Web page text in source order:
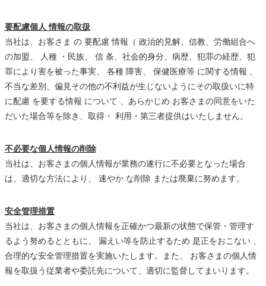
要配慮個人 情報の取扱
当社は、お客さま の 要配慮 情報（ 政治的見解、信教、労働組合へ
の加盟、 人種 ・民族、 信 条、社会的身分、病歴、犯罪の経歴、犯
罪により害を被った事実、 各種 障害、 保健医療等 に関する情報 、
不当な差別、偏見その他の不利益が生じないようにその取扱いに特
に配慮 を要する情報 について 、あらかじめ お客さまの同意をいた
だいた場合等を除き、取得・ 利用・第三者提供はいたしません。
不必要な個人情報の削除
当社は、お客さまの個人情報が業務の遂行に不必要となった場合
は、適切な方法により、 速やか な削除 または廃棄に努めます。
安全管理措置
当社は、お客さまの個人情報を正確かつ最新の状態で保管・管理す
るよう努めるとともに、 漏えい等を防止するため 是正をおこない 、
合理的な安全管理措置を実施いたします。また、 お客さまの個人情
報を取扱う従業者や委託先について、適切に監督してまいります。